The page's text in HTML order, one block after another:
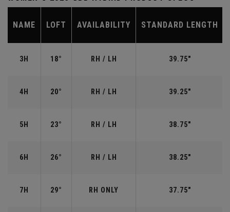
NAME LOFT AVAILABILITY STANDARD LENGTH
3H 18° RH / LH 39.75"
4H 20° RH / LH 39.25"
5H 23° RH / LH 38.75"
6H 26° RH / LH 38.25"
7H 29° RH ONLY 37.75"